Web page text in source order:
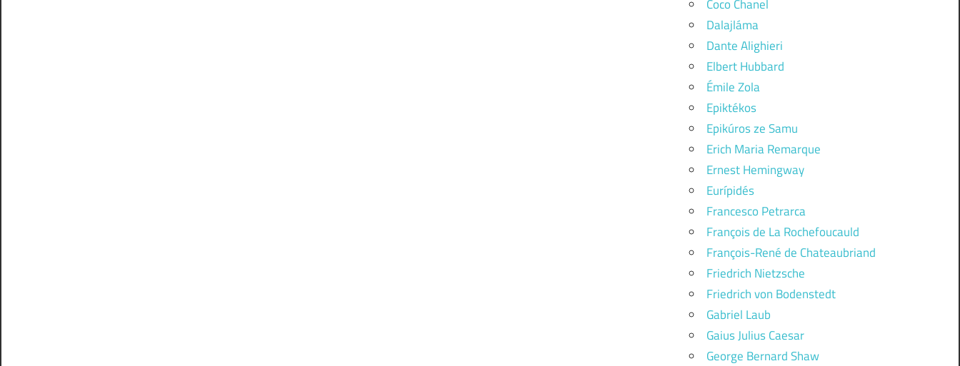
Coco Chanel
Dalajláma
Dante Alighieri
Elbert Hubbard
Émile Zola
Epiktékos
Epikúros ze Samu
Erich Maria Remarque
Ernest Hemingway
Eurípidés
Francesco Petrarca
François de La Rochefoucauld
François-René de Chateaubriand
Friedrich Nietzsche
Friedrich von Bodenstedt
Gabriel Laub
Gaius Julius Caesar
George Bernard Shaw